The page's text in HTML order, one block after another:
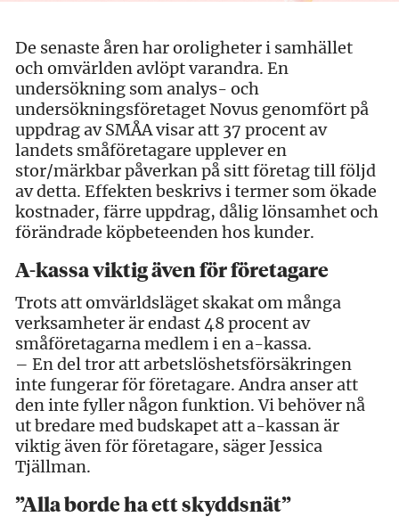
De senaste åren har oroligheter i samhället
och omvärlden avlöpt varandra. En
undersökning som analys- och
undersökningsföretaget Novus genomfört på
uppdrag av SMÅA visar att 37 procent av
landets småföretagare upplever en
stor/märkbar påverkan på sitt företag till följd
av detta. Effekten beskrivs i termer som ökade
kostnader, färre uppdrag, dålig lönsamhet och
förändrade köpbeteenden hos kunder.
A-kassa viktig även för företagare
Trots att omvärldsläget skakat om många
verksamheter är endast 48 procent av
småföretagarna medlem i en a-kassa.
– En del tror att arbetslöshetsförsäkringen
inte fungerar för företagare. Andra anser att
den inte fyller någon funktion. Vi behöver nå
ut bredare med budskapet att a-kassan är
viktig även för företagare, säger Jessica
Tjällman.
”Alla borde ha ett skyddsnät”